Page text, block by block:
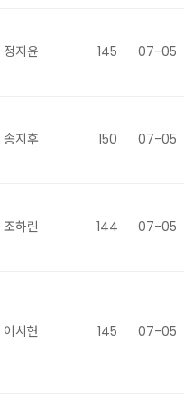
정지윤 145 07-05
송지후 150 07-05
조하린 144 07-05
이시현 145 07-05